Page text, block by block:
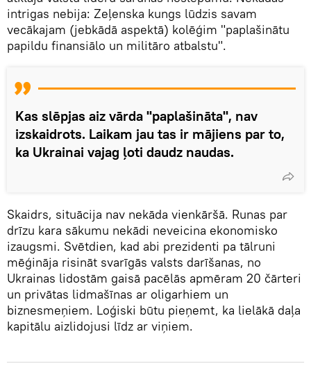
intrigas nebija: Zeļenska kungs lūdzis savam
vecākajam (jebkādā aspektā) kolēģim "paplašinātu
papildu finansiālo un militāro atbalstu".
Kas slēpjas aiz vārda "paplašināta", nav
izskaidrots. Laikam jau tas ir mājiens par to,
ka Ukrainai vajag ļoti daudz naudas.
Skaidrs, situācija nav nekāda vienkāršā. Runas par
drīzu kara sākumu nekādi neveicina ekonomisko
izaugsmi. Svētdien, kad abi prezidenti pa tālruni
mēģināja risināt svarīgās valsts darīšanas, no
Ukrainas lidostām gaisā pacēlās apmēram 20 čārteri
un privātas lidmašīnas ar oligarhiem un
biznesmeņiem. Loģiski būtu pieņemt, ka lielākā daļa
kapitālu aizlidojusi līdz ar viņiem.